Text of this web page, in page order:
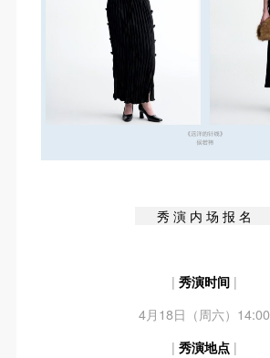
秀 演 内 场 报 名
| 秀演时间 |
4月18日（周六）14:00
| 秀演地点 |